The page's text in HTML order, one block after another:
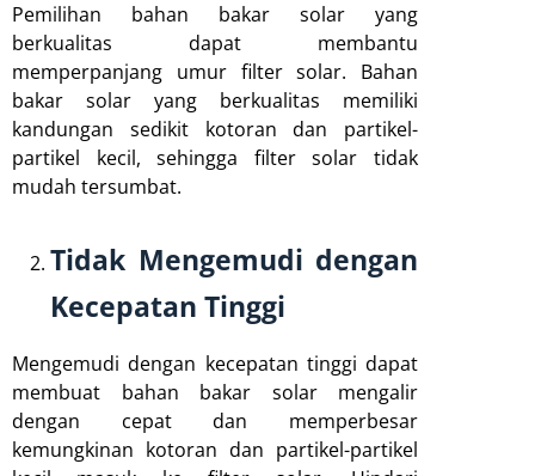
Pemilihan bahan bakar solar yang
berkualitas dapat membantu
memperpanjang umur filter solar. Bahan
bakar solar yang berkualitas memiliki
kandungan sedikit kotoran dan partikel-
partikel kecil, sehingga filter solar tidak
mudah tersumbat.
Tidak Mengemudi dengan
Kecepatan Tinggi
Mengemudi dengan kecepatan tinggi dapat
membuat bahan bakar solar mengalir
dengan cepat dan memperbesar
kemungkinan kotoran dan partikel-partikel